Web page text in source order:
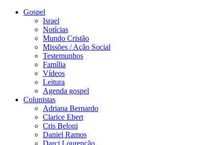
Gospel
Israel
Notícias
Mundo Cristão
Missões / Ação Social
Testemunhos
Família
Vídeos
Leitura
Agenda gospel
Colunistas
Adriana Bernardo
Clarice Ebert
Cris Beloni
Daniel Ramos
Darci Lourenção